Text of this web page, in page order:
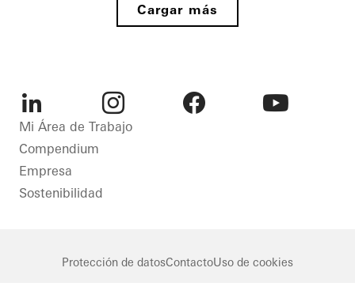
Cargar más
LinkedIn Instagram
Mi Área de Trabajo
Compendium
Empresa
Sostenibilidad
Protección de datosContactoUso de cookies